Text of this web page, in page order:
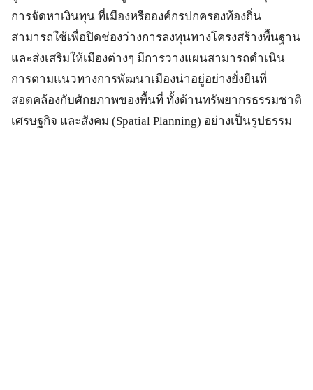
การจัดหาเงินทุน ที่เมืองหรือองค์กรปกครองท้องถิ่น
สามารถใช้เพื่อปิดช่องว่างการลงทุนทางโครงสร้างพื้นฐาน
และส่งเสริมให้เมืองต่างๆ มีการวางแผนสามารถดำเนิน
การตามแนวทางการพัฒนาเมืองน่าอยู่อย่างยั่งยืนที่
สอดคล้องกับศักยภาพของพื้นที่ ทั้งด้านทรัพยากรธรรมชาติ
เศรษฐกิจ และสังคม (Spatial Planning) อย่างเป็นรูปธรรม